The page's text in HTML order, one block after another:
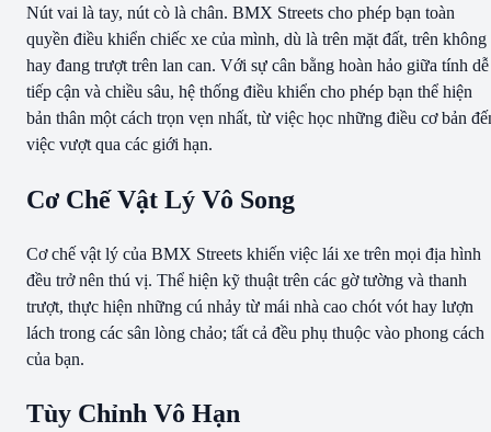
Nút vai là tay, nút cò là chân. BMX Streets cho phép bạn toàn
quyền điều khiển chiếc xe của mình, dù là trên mặt đất, trên không
hay đang trượt trên lan can. Với sự cân bằng hoàn hảo giữa tính dễ
tiếp cận và chiều sâu, hệ thống điều khiển cho phép bạn thể hiện
bản thân một cách trọn vẹn nhất, từ việc học những điều cơ bản
việc vượt qua các giới hạn.
Cơ Chế Vật Lý Vô Song
Cơ chế vật lý của BMX Streets khiến việc lái xe trên mọi địa hình
đều trở nên thú vị. Thể hiện kỹ thuật trên các gờ tường và thanh
trượt, thực hiện những cú nhảy từ mái nhà cao chót vót hay lượn
lách trong các sân lòng chảo; tất cả đều phụ thuộc vào phong cách
của bạn.
Tùy Chỉnh Vô Hạn